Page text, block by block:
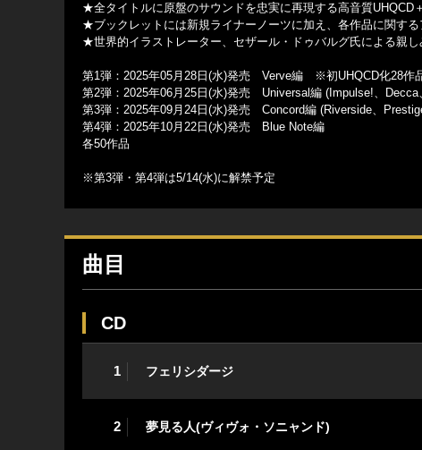
★全タイトルに原盤のサウンドを忠実に再現する高音質UHQCD
★ブックレットには新規ライナーノーツに加え、各作品に関す
★世界的イラストレーター、セザール・ドゥバルグ氏による親
第1弾：2025年05月28日(水)発売 Verve編 ※初UHQCD化28作
第2弾：2025年06月25日(水)発売 Universal編 (Impulse!、
第3弾：2025年09月24日(水)発売 Concord編 (Riverside、
第4弾：2025年10月22日(水)発売 Blue Note編
各50作品
※第3弾・第4弾は5/14(水)に解禁予定
曲目
CD
1 フェリシダージ
2 夢見る人(ヴィヴォ・ソニャンド)